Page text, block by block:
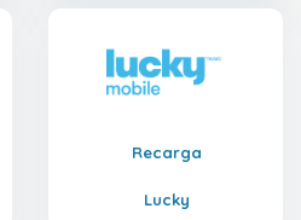
Recarga
Lucky